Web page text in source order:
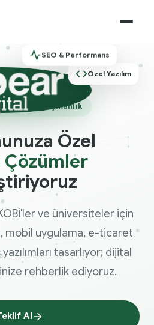
& Dijital Danışmanlık
Özel
Çözümler
ve üniversiteler için
mobil uygulama, e-ticaret
tasarlıyor; dijital
rehberlik ediyoruz.
Al
Özel Yazılım
SEO & Performans